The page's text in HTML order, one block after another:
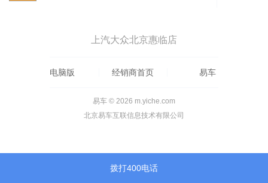
拨打400电话
上汽大众北京惠临店
电脑版 经销商首页 易车
易车 © 2026 m.yiche.com
北京易车互联信息技术有限公司